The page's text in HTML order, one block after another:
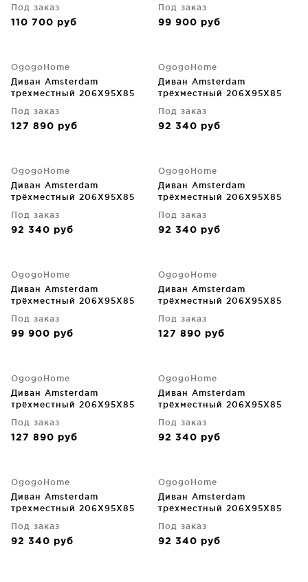
Под заказ
110 700 руб
Под заказ
99 900 руб
OgogoHome
Диван Amsterdam
трёхместный 206X95X85
Под заказ
127 890 руб
OgogoHome
Диван Amsterdam
трёхместный 206X95X85
Под заказ
92 340 руб
OgogoHome
Диван Amsterdam
трёхместный 206X95X85
Под заказ
92 340 руб
OgogoHome
Диван Amsterdam
трёхместный 206X95X85
Под заказ
92 340 руб
OgogoHome
Диван Amsterdam
трёхместный 206X95X85
Под заказ
99 900 руб
OgogoHome
Диван Amsterdam
трёхместный 206X95X85
Под заказ
127 890 руб
OgogoHome
Диван Amsterdam
трёхместный 206X95X85
Под заказ
127 890 руб
OgogoHome
Диван Amsterdam
трёхместный 206X95X85
Под заказ
92 340 руб
OgogoHome
Диван Amsterdam
трёхместный 206X95X85
Под заказ
92 340 руб
OgogoHome
Диван Amsterdam
трёхместный 206X95X85
Под заказ
92 340 руб